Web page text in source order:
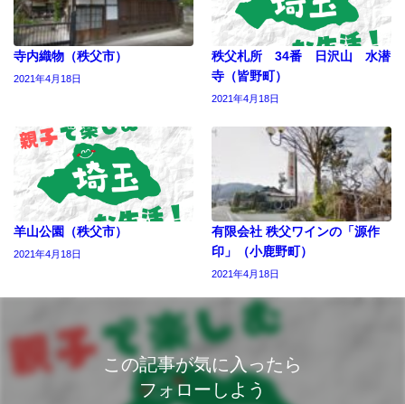
寺内織物（秩父市）
2021年4月18日
秩父札所 34番 日沢山 水潜
寺（皆野町）
2021年4月18日
羊山公園（秩父市）
2021年4月18日
有限会社 秩父ワインの「源作
印」（小鹿野町）
2021年4月18日
この記事が気に入ったら
フォローしよう